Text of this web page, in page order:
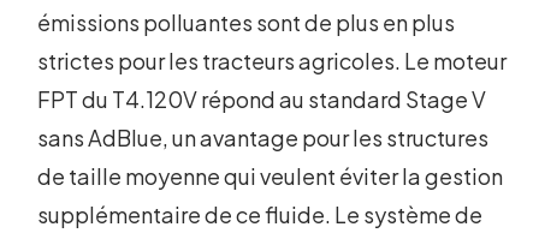
émissions polluantes sont de plus en plus
strictes pour les tracteurs agricoles. Le moteur
FPT du T4.120V répond au standard Stage V
sans AdBlue, un avantage pour les structures
de taille moyenne qui veulent éviter la gestion
supplémentaire de ce fluide. Le système de